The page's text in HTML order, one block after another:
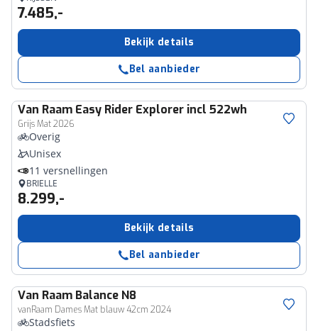
7.485,-
Bekijk details
Bel aanbieder
Van Raam Easy Rider Explorer incl 522wh
Grijs Mat 2026
Overig
Unisex
11 versnellingen
BRIELLE
8.299,-
Bekijk details
Bel aanbieder
Van Raam Balance N8
vanRaam Dames Mat blauw 42cm 2024
Stadsfiets